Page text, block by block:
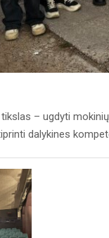
– ugdyti
dalykines